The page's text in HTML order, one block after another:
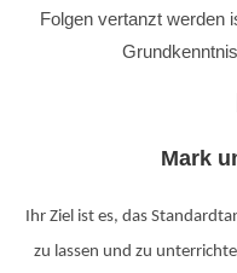
Folgen vertanzt werden
Mark
Ihr Ziel ist es, das
zu lassen und zu